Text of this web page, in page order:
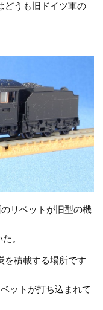
どうも旧ドイツ軍の
リベットが旧型の機
。
を積載する場所です
ットが打ち込まれて